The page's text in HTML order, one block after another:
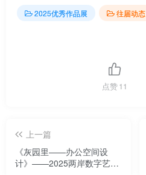
2025优秀作品展 往届动态
点赞11
上一篇
《灰园里——办公空间设
计》——2025两岸数字艺术